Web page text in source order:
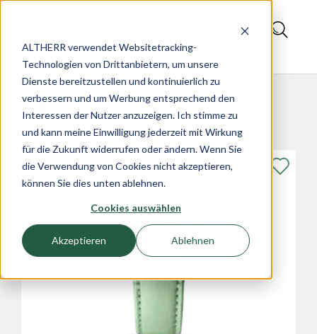
ALTHERR verwendet Websitetracking-
Technologien von Drittanbietern, um unsere
Dienste bereitzustellen und kontinuierlich zu
verbessern und um Werbung entsprechend den
Interessen der Nutzer anzuzeigen. Ich stimme zu
und kann meine Einwilligung jederzeit mit Wirkung
für die Zukunft widerrufen oder ändern. Wenn Sie
die Verwendung von Cookies nicht akzeptieren,
können Sie dies unten ablehnen.
Cookies auswählen
Akzeptieren Ablehnen
Magazin
Produkte im Artikel